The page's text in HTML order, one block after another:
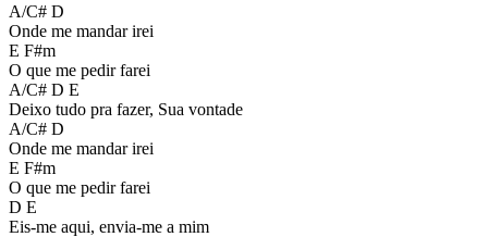
A/C# D
Onde me mandar irei
E F#m
O que me pedir farei
A/C# D E
Deixo tudo pra fazer, Sua vontade
A/C# D
Onde me mandar irei
E F#m
O que me pedir farei
D E
Eis-me aqui, envia-me a mim